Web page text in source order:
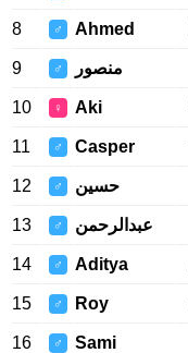
8 ♂ Ahmed
9 ♂ منصور
10 ♀ Aki
11 ♂ Casper
12 ♂ حسين
13 ♂ عبدالرحمن
14 ♂ Aditya
15 ♂ Roy
16 ♂ Sami